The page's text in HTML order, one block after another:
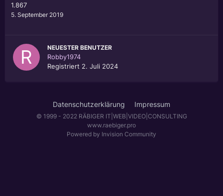
1.867
5. September 2019
NEUESTER BENUTZER
Robby1974
Registriert 2. Juli 2024
Datenschutzerklärung Impressum
© 1999 - 2022 RÄBIGER IT|WEB|VIDEO|CONSULTING
www.raebiger.pro
Powered by Invision Community